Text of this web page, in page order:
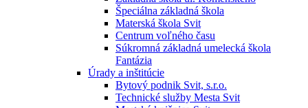
Špeciálna základná škola
Materská škola Svit
Centrum voľného času
Súkromná základná umelecká škola
Fantázia
Úrady a inštitúcie
Bytový podnik Svit, s.r.o.
Technické služby Mesta Svit